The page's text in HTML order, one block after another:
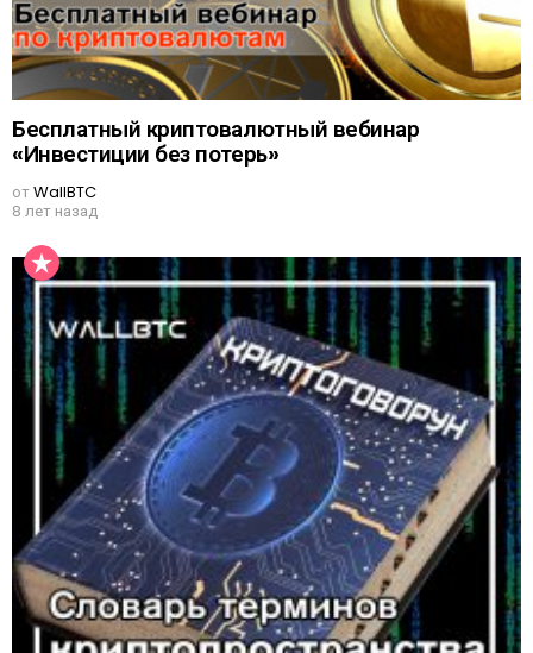
Бесплатный криптовалютный вебинар
«Инвестиции без потерь»
отWallBTC
8 лет назад